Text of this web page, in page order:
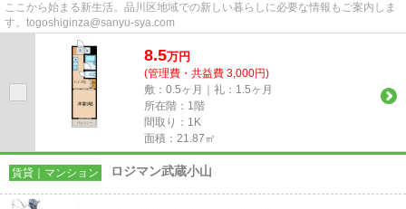
ここから始まる新生活。品川区地域での新しい暮らしに必要な情報もご案内しま
す。togoshiginza@sanyu-sya.com
8.5万円
(管理費・共益費 3,000円)
敷：0.5ヶ月｜礼：1.5ヶ月
所在階：1階
間取り：1K
面積：21.87㎡
賃貸｜マンション ロジマン武蔵小山